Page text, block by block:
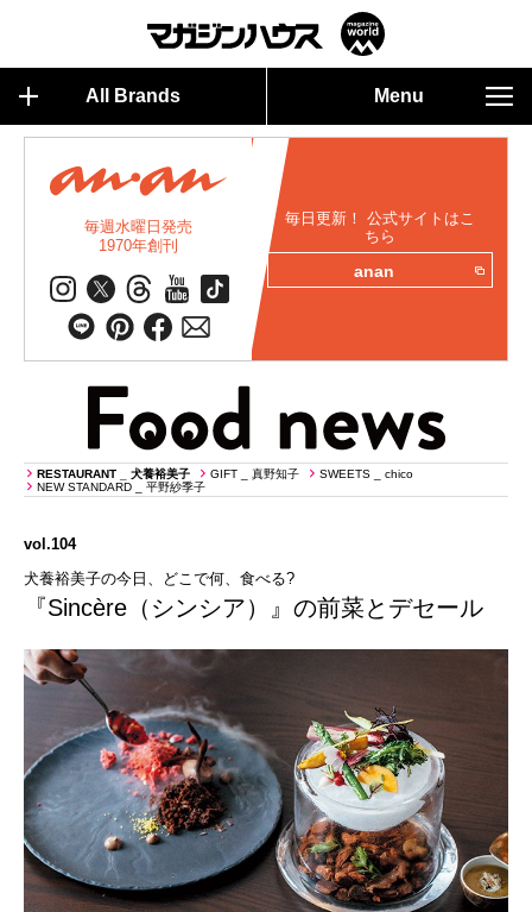
All Brands Menu
毎週水曜日発売
1970年創刊
毎日更新！ 公式サイトはこ
ちら
anan
RESTAURANT _ 犬養裕美子 GIFT _ 真野知子
SWEETS _ chico
NEW STANDARD _ 平野紗季子
vol.104
犬養裕美子の今日、どこで何、食べる?
『Sincère（シンシア）』の前菜とデセール